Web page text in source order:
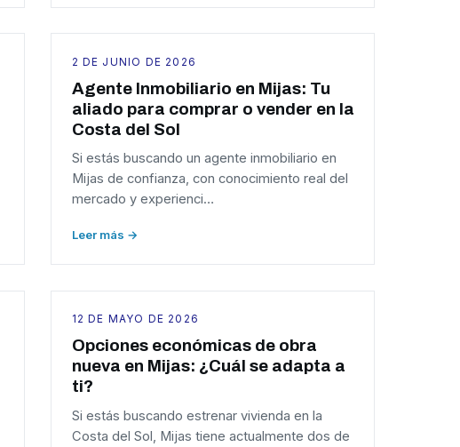
2 DE JUNIO DE 2026
Agente Inmobiliario en Mijas: Tu
aliado para comprar o vender en la
Costa del Sol
Si estás buscando un agente inmobiliario en
Mijas de confianza, con conocimiento real del
mercado y experienci…
Leer más →
12 DE MAYO DE 2026
Opciones económicas de obra
nueva en Mijas: ¿Cuál se adapta a
ti?
Si estás buscando estrenar vivienda en la
Costa del Sol, Mijas tiene actualmente dos de